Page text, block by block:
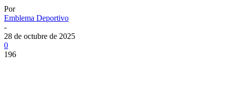
Por
Emblema Deportivo
-
28 de octubre de 2025
0
196